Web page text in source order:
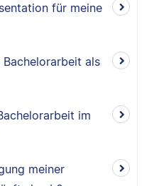
für meine
als
im
meiner